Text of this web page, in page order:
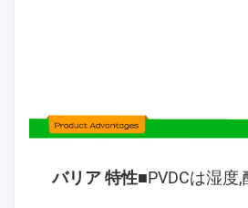
バリア 特性■PVDCは湿度